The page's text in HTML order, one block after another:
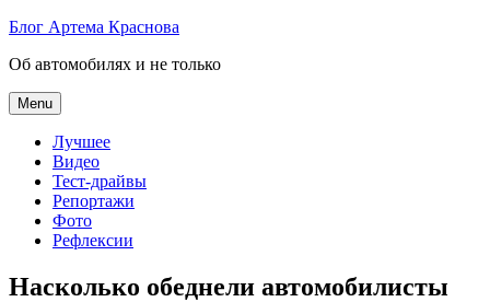
Skip
content
Блог Артема Краснова
Об автомобилях и не только
Menu
Лучшее
Видео
Тест-драйвы
Репортажи
Фото
Рефлексии
Насколько обеднели автомобилисты